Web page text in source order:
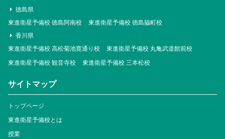
徳島県
東進衛星予備校 徳島阿南校
東進衛星予備校 徳島脇町校
香川県
東進衛星予備校 高松菊池寛通り校
東進衛星予備校 丸亀武道館前校
東進衛星予備校 観音寺校
東進衛星予備校 三本松校
サイトマップ
トップページ
東進衛星予備校とは
授業